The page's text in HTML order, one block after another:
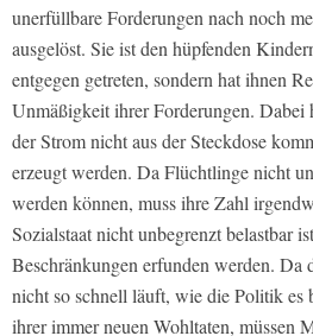
unerfüllbare Forderungen nach noch
ausgelöst. Sie ist den hüpfenden
entgegen getreten, sondern hat ihnen
Unmäßigkeit ihrer Forderungen. Dabei
der Strom nicht aus der Steckdose
erzeugt werden. Da Flüchtlinge nicht
werden können, muss ihre Zahl
Sozialstaat nicht unbegrenzt belastbar
Beschränkungen erfunden werden. Da
nicht so schnell läuft, wie die Politik es
ihrer immer neuen Wohltaten, müssen